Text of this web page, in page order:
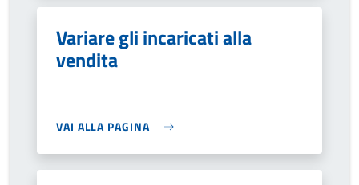
Variare gli incaricati alla
vendita
VAI ALLA PAGINA